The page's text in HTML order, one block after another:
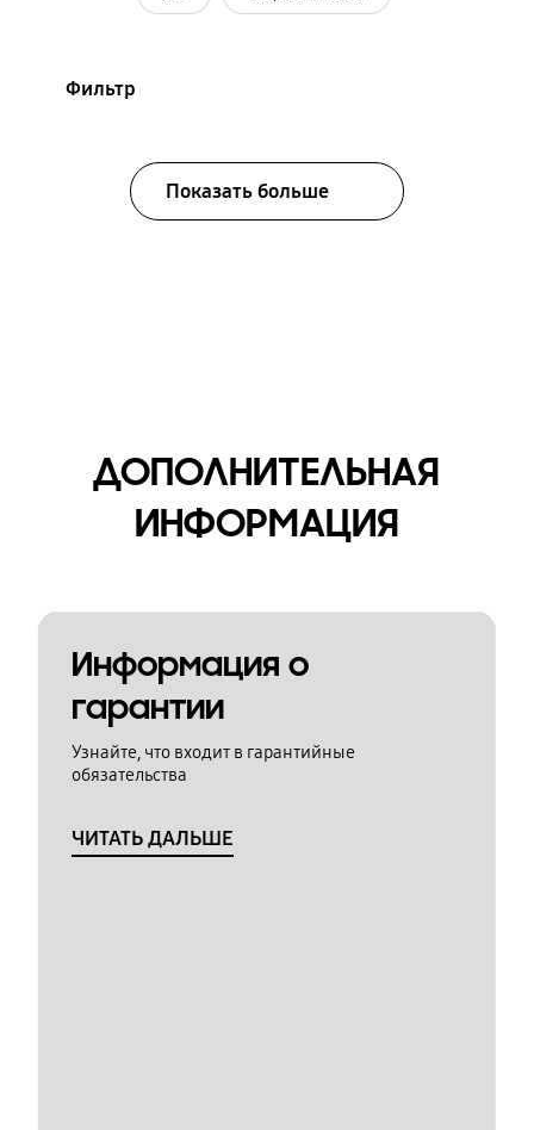
Фильтр
Показать больше
ДОПОЛНИТЕЛЬНАЯ
ИНФОРМАЦИЯ
Информация о
гарантии
Узнайте, что входит в гарантийные
обязательства
ЧИТАТЬ ДАЛЬШЕ